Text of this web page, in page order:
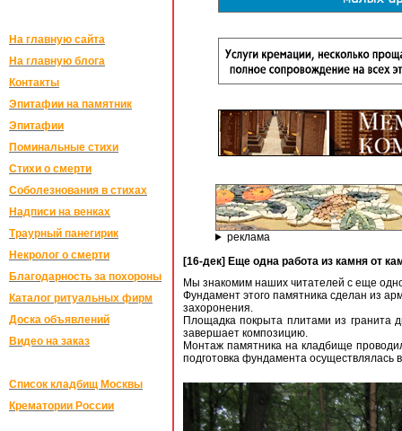
На главную сайта
На главную блога
Контакты
Эпитафии на памятник
Эпитафии
Поминальные стихи
Стихи о смерти
Соболезнования в стихах
Надписи на венках
Траурный панегирик
Некролог о смерти
Благодарность за похороны
Каталог ритуальных фирм
Доска объявлений
Видео на заказ
Список кладбищ Москвы
Крематории России
реклама
[16-дек] Еще одна работа из камня от
Мы знакомим наших читателей с еще
Фундамент этого памятника сделан из
захоронения.
Площадка покрыта плитами из гранита
завершает композицию.
Монтаж памятника на кладбище
подготовка фундамента осуществлялась